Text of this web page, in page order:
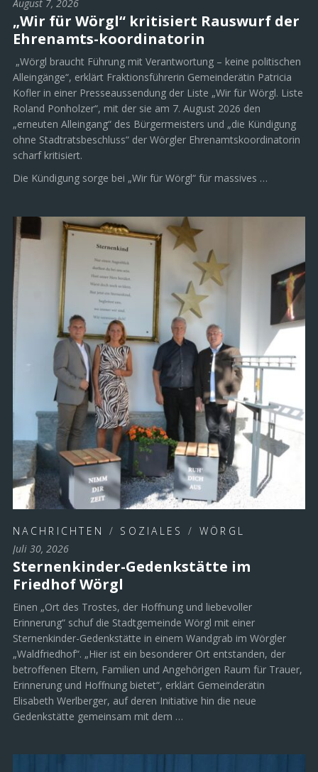
August 7, 2026
„Wir für Wörgl“ kritisiert Rauswurf der
Ehrenamts-koordinatorin
„Wörgl braucht Führung mit Verantwortung – keine politischen
Alleingänge“, erklärt Fraktionsführerin Gemeinderätin Patricia
Kofler in einer Presseaussendung der Liste „Wir für Wörgl. Liste
Roland Ponholzer“, mit der sie am 7. August 2026 den
„erneuten Alleingang“ des Bürgermeisters und „die Kündigung
ohne Stadtratsbeschluss“ der Wörgler Ehrenamtskoordinatorin
scharf kritisiert.
Die Kündigung sorge bei „Wir für Wörgl“ für massives …
NACHRICHTEN / SOZIALES / WÖRGL
Juli 30, 2026
Sternenkinder-Gedenkstätte im
Friedhof Wörgl
Einen „Ort des Trostes, der Hoffnung und liebevoller
Erinnerung“ schuf die Stadtgemeinde Wörgl mit einer
Sternenkinder-Gedenkstätte in einem Wandgrab im Wörgler
„Waldfriedhof“. „Hier ist ein besonderer Ort entstanden, der
betroffenen Eltern, Familien und Angehörigen Raum für Trauer,
Erinnerung und Hoffnung bietet“, erklärt Gemeinderätin
Elisabeth Werlberger, auf deren Initiative hin die neue
Gedenkstätte gemeinsam mit dem …